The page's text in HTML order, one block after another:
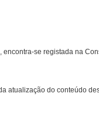
encontra-se registada na
atualização do conteúdo